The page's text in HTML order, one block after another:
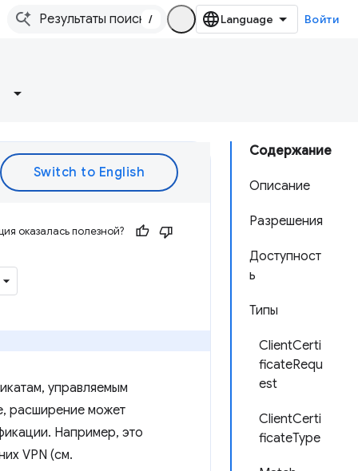
/ Войти
Содержание
Описание
Разрешения
Доступност
ь
Типы
ClientCerti
ficateRequ
est
ClientCerti
ficateType
оказалась полезной?
управляемым
расширение может
Например, это
VPN (см.